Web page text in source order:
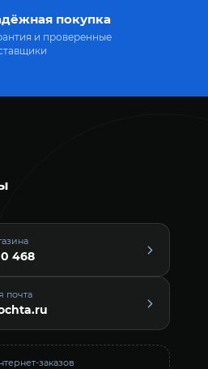
покупка
и проверенные
468
почта
заказов